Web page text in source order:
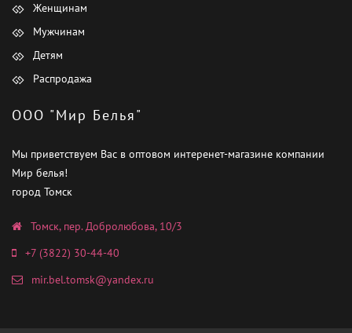
Женщинам
Мужчинам
Детям
Распродажа
ООО "Мир Белья"
Мы приветствуем Вас в оптовом интеренет-магазине компании
Мир белья!
город Томск
Томск, пер. Добролюбова, 10/3
+7 (3822) 30-44-40
mir.bel.tomsk@yandex.ru